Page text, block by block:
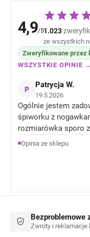
4,9/51.023
ze wszystkich
Zweryfikowane przez
WSZYSTKIE OPINIE →
P Patrycja W.
19.5.2026
Ogólnie jestem
śpiworku z
rozmiarówka sporo
rozmiar 92 jest jak
Opinia ze sklepu
Bezproblemowe
Zwroty i reklamacje